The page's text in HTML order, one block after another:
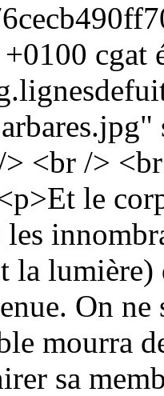
cgat
<br />
le
la
On
mourra
sa